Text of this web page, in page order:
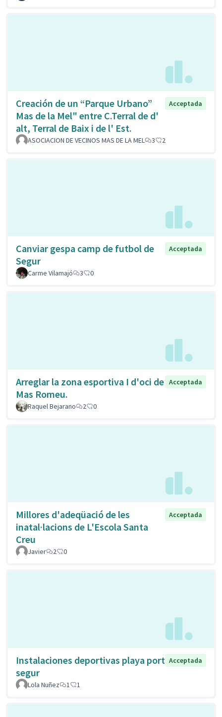
Creación de un “Parque Urbano”
Mas de la Mel" entre C.Terral de d'
alt, Terral de Baix i de l' Est.
Acceptada
ASOCIACION DE VECINOS MAS DE LA MEL 3 2
Canviar gespa camp de futbol de
Segur
Acceptada
Carme Vilamajó 3 0
Arreglar la zona esportiva I d'oci de
Mas Romeu.
Acceptada
Raquel Bejarano 2 0
Millores d'adeqüació de les
inatal·lacions de L'Escola Santa
Creu
Acceptada
Javier 2 0
Instalaciones deportivas playa port
segur
Acceptada
Lola Nuñez 1 1